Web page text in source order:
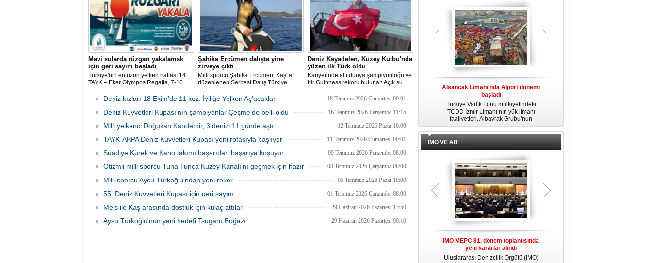
Mavi sularda rüzgarı yakalamak
için geri sayım başladı
Türkiye'nin en uzun yelken haftası 14.
TAYK – Eker Olympos Regatta, 7-16
sulara yelken açıyor.
Şahika Ercümen dalışta yine
zirveye çıktı
Milli sporcu Şahika Ercümen, Kaş'ta
düzenlenen Serbest Dalış Türkiye
kategorisinde 68 metre dalış yaparak
şampiyon oldu.
Deniz Kayadelen, Kuzey Kutbu'nda
yüzen ilk Türk oldu
Kariyerinde altı dünya şampiyonluğu ve
bir Guinness rekoru bulunan Açık su
sıcaklıktaki Arktik sularda 1200 metre
oldu.
Deniz kızları 18 Ekim’de 11 kez. İyiliğe Yelken Aç’acaklar 18 Temmuz 2026 Cumartesi 00:01
Deniz Kuvvetleri Kupası'nın şampiyonlar Çeşme'de belli oldu 16 Temmuz 2026 Perşembe 11:15
Milli yelkenci Doğukan Kandemir, 3 denizi 11 günde aştı 12 Temmuz 2026 Pazar 10:00
TAYK-AKPA Deniz Kuvvetleri Kupası yeni rotasıyla başlıyor 11 Temmuz 2026 Cumartesi 00:01
Suadiye Kürek ve Kano takımı başarıdan başarıya koşuyor 09 Temmuz 2026 Perşembe 08:00
Otizmli milli sporcu Tuna Tunca Kuzey Kanalı’nı geçmek için hazır 08 Temmuz 2026 Çarşamba 08:00
Milli sporcu Aysu Türkoğlu'ndan yeni rekor 05 Temmuz 2026 Pazar 10:00
55. Deniz Kuvvetleri Kupası için geri sayım 01 Temmuz 2026 Çarşamba 08:00
Meis ile Kaş arasında dostluk için kulaç attılar 29 Haziran 2026 Pazartesi 13:50
Aysu Türkoğlu'nun yeni hedefi Tsugaru Boğazı 29 Haziran 2026 Pazartesi 00:10
Varlık Fonu’ndan Alsancak Limanı
açıklaması
Alsancak Limanı’nın işletmesinde yeni
dönem başlarken, Türkiye Varlık Fonu
Yardımcısı Aziz Murat Uluğ, limanda
belirterek, “Yük limanı operasyonlarını
açıklamasında bulundu.
Ege Port Kuşadası Limanı'na 425
metrelik yeni iskele
işleten Global Ports Holding'in
Mehmet Kutman'ın sahibi olduğu Ege
Port Kuşadası, yeni bir yatırım
hamlesine hazırlanıyor.
Alsancak Limanı’nda Alport dönemi
başladı
Türkiye Varlık Fonu mülkiyetindeki
TCDD İzmir Limanı’nın yük limanı
faaliyetleri, Albayrak Grubu’nun
uluslararası liman işletmeciliği markası
Alport bünyesinde kurulan Alport
Alsancak Liman İşletmeciliği AŞ’ye
Limanı'nın yük limanı işletmesini 1
Ağustos 2026 itibarıyla devralacağını
IMO VE AB
IMO MEPC 81. dönem toplantısında
yeni kararlar alındı
Uluslararası Denizcilik Örgütü (IMO)